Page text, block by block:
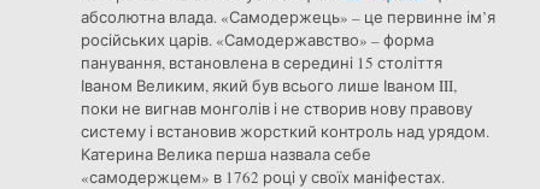
абсолютна влада. «Самодержець» – це первинне ім’я
російських царів. «Самодержавство» – форма
панування, встановлена ​​в середині 15 століття
Іваном Великим, який був всього лише Іваном III,
поки не вигнав монголів і не створив нову правову
систему і встановив жорсткий контроль над урядом.
Катерина Велика перша назвала себе
«самодержцем» в 1762 році у своїх маніфестах.